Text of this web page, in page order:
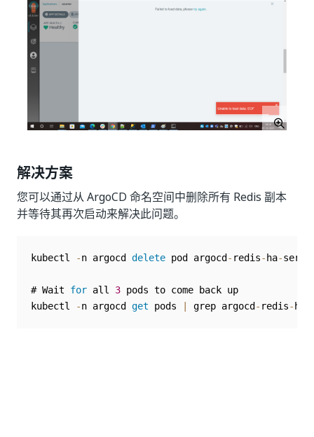
解决方案
您可以通过从 ArgoCD 命名空间中删除所有 Redis 副本
并等待其再次启动来解决此问题。
kubectl -n argocd delete pod argocd - redis- ha-
# Wait for all 3 pods to come back up
kubectl
-n argocd get pods grep argocd - redis- ha